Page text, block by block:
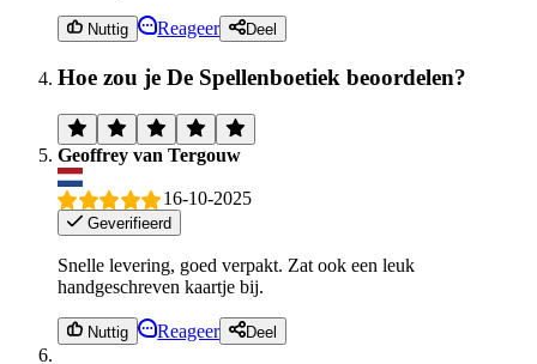
Nuttig Reageer Deel
Hoe zou je De Spellenboetiek beoordelen?
Geoffrey van Tergouw
16-10-2025
Geverifieerd
Snelle levering, goed verpakt. Zat ook een leuk
handgeschreven kaartje bij.
Nuttig Reageer Deel